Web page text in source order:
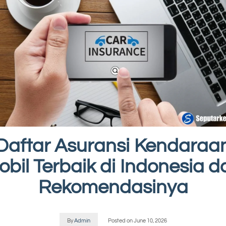
Asuransi
Terbaik di Indonesia
Rekomendasinya
ByAdmin Posted onJune 10, 2026